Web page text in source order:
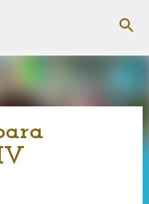
principal